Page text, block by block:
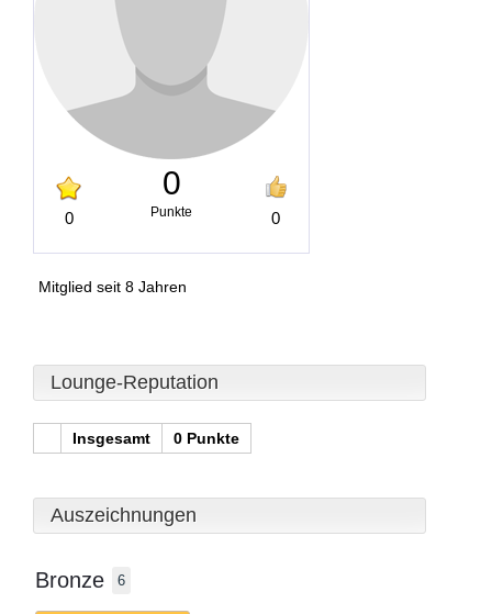
0
0
Punkte 0
Mitglied seit 8 Jahren
Lounge-Reputation
Insgesamt 0 Punkte
Auszeichnungen
Bronze 6